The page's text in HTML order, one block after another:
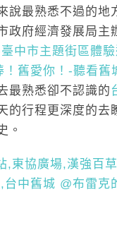
說最熟悉不過的地
政府經濟發展局主
中市主題街區體驗
！舊愛你！-聽看舊
最熟悉卻不認識的
的行程更深度的去
。